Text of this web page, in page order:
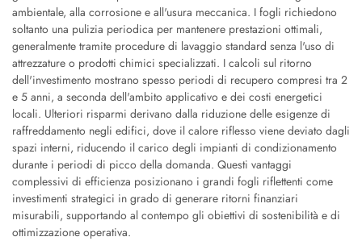
ambientale, alla corrosione e all'usura meccanica. I fogli richiedono
soltanto una pulizia periodica per mantenere prestazioni ottimali,
generalmente tramite procedure di lavaggio standard senza l'uso di
attrezzature o prodotti chimici specializzati. I calcoli sul ritorno
dell'investimento mostrano spesso periodi di recupero compresi tra 2
e 5 anni, a seconda dell'ambito applicativo e dei costi energetici
locali. Ulteriori risparmi derivano dalla riduzione delle esigenze di
raffreddamento negli edifici, dove il calore riflesso viene deviato dagli
spazi interni, riducendo il carico degli impianti di condizionamento
durante i periodi di picco della domanda. Questi vantaggi
complessivi di efficienza posizionano i grandi fogli riflettenti come
investimenti strategici in grado di generare ritorni finanziari
misurabili, supportando al contempo gli obiettivi di sostenibilità e di
ottimizzazione operativa.